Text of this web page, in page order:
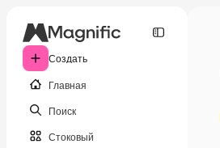
Создать
Главная
Поиск
Стоковый